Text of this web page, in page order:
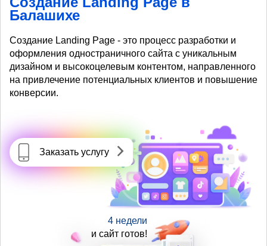
Балашихе
Создание Landing Page - это процесс разработки и
оформления одностраничного сайта с уникальным
дизайном и высокоцелевым контентом, направленного
на привлечение потенциальных клиентов и повышение
конверсии.
Заказать услугу
4 недели
и сайт готов!